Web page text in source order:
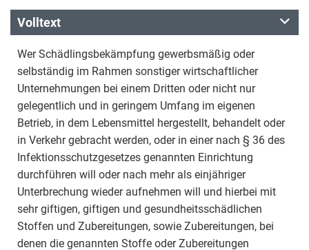
Volltext
Wer Schädlingsbekämpfung gewerbsmäßig oder
selbständig im Rahmen sonstiger wirtschaftlicher
Unternehmungen bei einem Dritten oder nicht nur
gelegentlich und in geringem Umfang im eigenen
Betrieb, in dem Lebensmittel hergestellt, behandelt oder
in Verkehr gebracht werden, oder in einer nach § 36 des
Infektionsschutzgesetzes genannten Einrichtung
durchführen will oder nach mehr als einjähriger
Unterbrechung wieder aufnehmen will und hierbei mit
sehr giftigen, giftigen und gesundheitsschädlichen
Stoffen und Zubereitungen, sowie Zubereitungen, bei
denen die genannten Stoffe oder Zubereitungen